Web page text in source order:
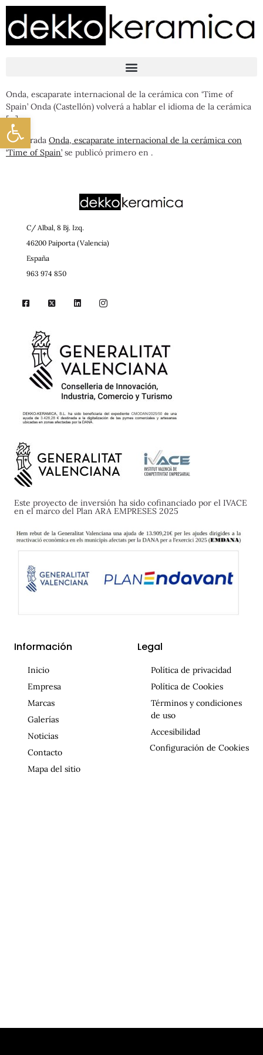
Abrir barra de herramientas
Onda, escaparate internacional de la cerámica con ‘Time of
Spain’ Onda (Castellón) volverá a hablar el idioma de la cerámica
[…]
La entrada Onda, escaparate internacional de la cerámica con
‘Time of Spain’ se publicó primero en .
C/ Albal, 8 Bj. Izq.
46200 Paiporta (Valencia)
España
963 974 850
Este proyecto de inversión ha sido cofinanciado por el IVACE
en el marco del Plan ARA EMPRESES 2025
Información
Inicio
Empresa
Marcas
Galerías
Noticias
Contacto
Mapa del sitio
Legal
Política de privacidad
Política de Cookies
Términos y condiciones
de uso
Accesibilidad
Configuración de Cookies